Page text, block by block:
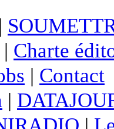
|
| Charte
| Contact
|